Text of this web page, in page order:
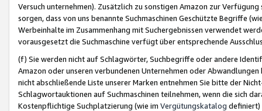
Versuch unternehmen). Zusätzlich zu sonstigen Amazon zur
sorgen, dass von uns benannte Suchmaschinen Geschützte Begriffe
Werbeinhalte im Zusammenhang mit Suchergebnissen verwendet
vorausgesetzt die Suchmaschine verfügt über entsprechende
(f) Sie werden nicht auf Schlagwörter, Suchbegriffe oder andere
Amazon oder unseren verbundenen Unternehmen oder
nicht abschließende Liste unserer Marken entnehmen Sie bitte der
Schlagwortauktionen auf Suchmaschinen teilnehmen, wenn die sich
Kostenpflichtige Suchplatzierung (wie im Vergütungskatalog definiert)